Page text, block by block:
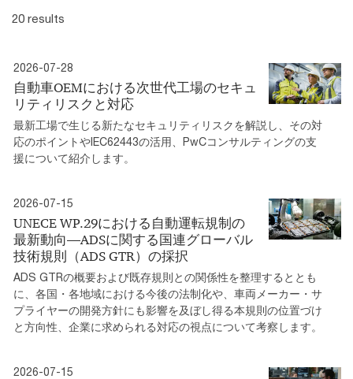
20 results
2026-07-28
自動車OEMにおける次世代工場のセキュ
リティリスクと対応
最新工場で生じる新たなセキュリティリスクを解説し、その対
応のポイントやIEC62443の活用、PwCコンサルティングの支
援について紹介します。
2026-07-15
UNECE WP.29における自動運転規制の
最新動向―ADSに関する国連グローバル
技術規則（ADS GTR）の採択
ADS GTRの概要および既存規則との関係性を整理するととも
に、各国・各地域における今後の法制化や、車両メーカー・サ
プライヤーの開発方針にも影響を及ぼし得る本規則の位置づけ
と方向性、企業に求められる対応の視点について考察します。
2026-07-15